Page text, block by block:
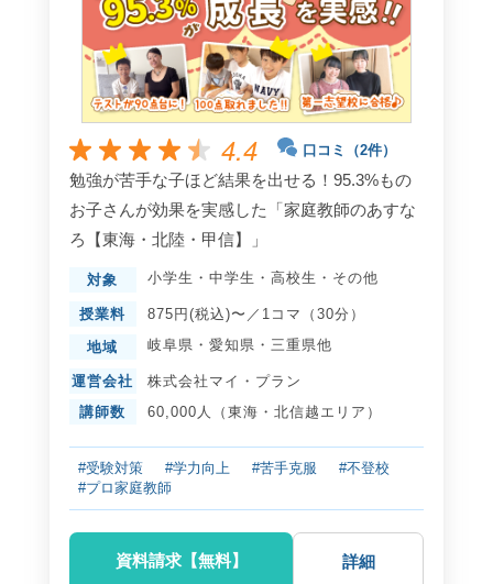
4.4 口コミ（2件）
勉強が苦手な子ほど結果を出せる！95.3%もの
お子さんが効果を実感した「家庭教師のあすな
ろ【東海・北陸・甲信】」
対象 小学生 ・ 中学生 ・ 高校生 ・ その他
授業料 875円(税込)〜／1コマ（30分）
地域 岐阜県 ・ 愛知県 ・ 三重県他
運営会社
株式会社マイ・プラン
講師数
60,000人（東海・北信越エリア）
#受験対策 #学力向上 #苦手克服
#不登校
#プロ家庭教師
資料請求【無料】 詳細